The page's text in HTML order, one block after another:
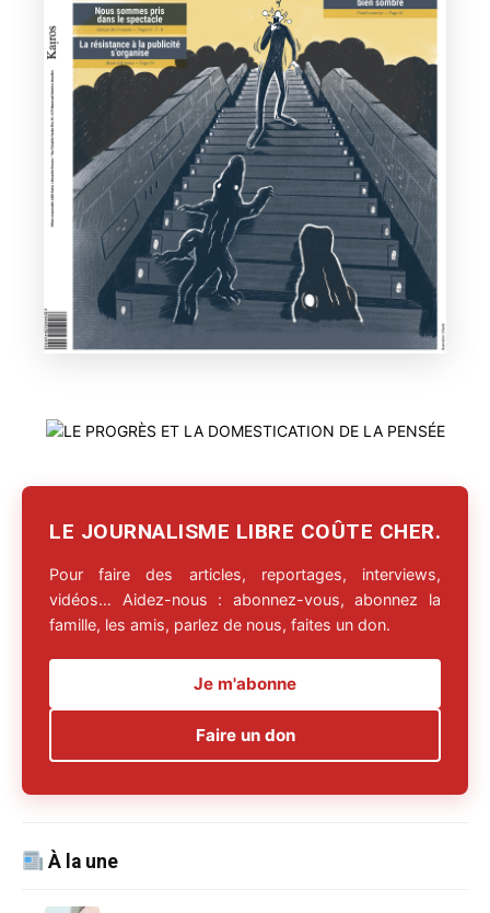
LE JOURNALISME LIBRE COÛTE CHER.
Pour faire des articles, reportages, interviews,
vidéos… Aidez-nous : abonnez-vous, abonnez la
famille, les amis, parlez de nous, faites un don.
Je m'abonne
Faire un don
À la une